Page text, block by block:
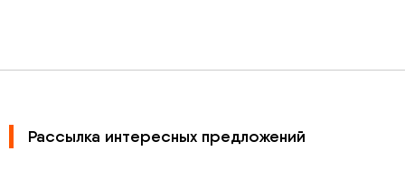
Рассылка интересных предложений